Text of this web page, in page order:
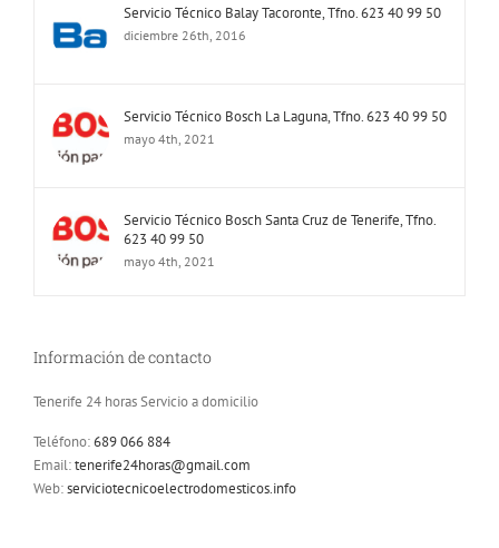
Servicio Técnico Balay Tacoronte, Tfno. 623 40 99 50
diciembre 26th, 2016
Servicio Técnico Bosch La Laguna, Tfno. 623 40 99 50
mayo 4th, 2021
Servicio Técnico Bosch Santa Cruz de Tenerife, Tfno.
623 40 99 50
mayo 4th, 2021
Información de contacto
Tenerife 24 horas Servicio a domicilio
Teléfono:689 066 884
Email:tenerife24horas@gmail.com
Web:serviciotecnicoelectrodomesticos.info